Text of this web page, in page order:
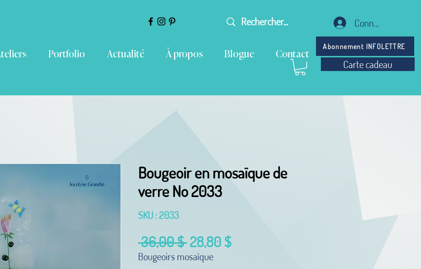
Connexion
Abonnement INFOLETTRE
Carte cadeau
Portfolio Actualité À propos Blogue Contact
Bougeoir en mosaïque de
verre No 2033
SKU : 2033
36,00 $ Prix
original
28,80 $Prix
Bougeoirs mosaïque